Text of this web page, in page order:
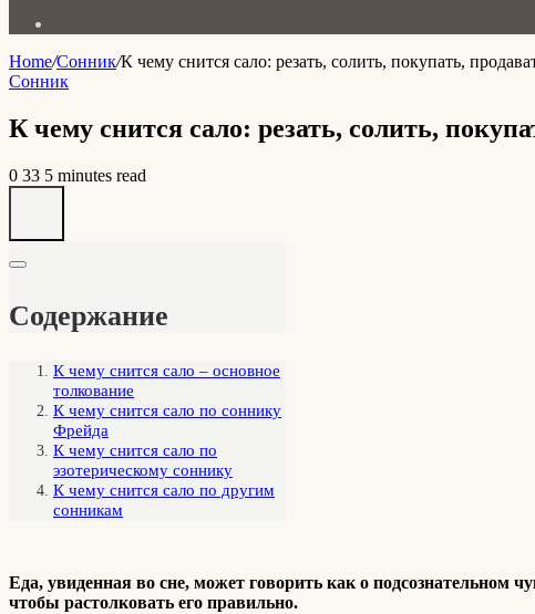
Home/Сонник/К чему снится сало: резать, солить, покупать,
Сонник
К чему снится сало: резать, солить,
0 33 5 minutes read
Содержание
К чему снится сало – основное
толкование
К чему снится сало по соннику
Фрейда
К чему снится сало по
эзотерическому соннику
К чему снится сало по другим
сонникам
Еда, увиденная во сне, может говорить как о подсознательном
чтобы растолковать его правильно.